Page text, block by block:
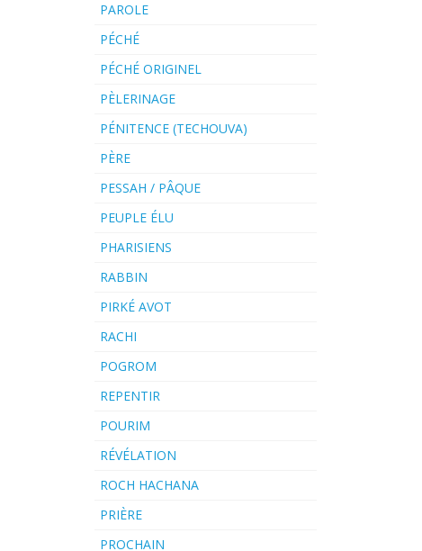
PAROLE
PÉCHÉ
PÉCHÉ ORIGINEL
PÈLERINAGE
PÉNITENCE (TECHOUVA)
PÈRE
PESSAH / PÂQUE
PEUPLE ÉLU
PHARISIENS
RABBIN
PIRKÉ AVOT
RACHI
POGROM
REPENTIR
POURIM
RÉVÉLATION
ROCH HACHANA
PRIÈRE
PROCHAIN